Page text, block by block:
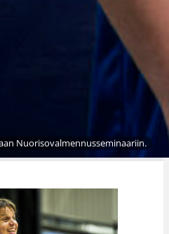
Nuorisovalmennusseminaariin.